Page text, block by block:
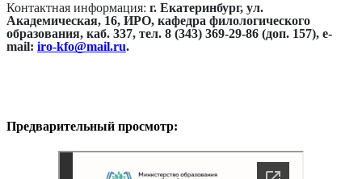
Контактная информация: г. Екатеринбург, ул.
Академическая, 16, ИРО, кафедра филологического
образования, каб. 337, тел. 8 (343) 369-29-86 (доп. 157), e-
mail: iro-kfo@mail.ru.
Предварительный просмотр: